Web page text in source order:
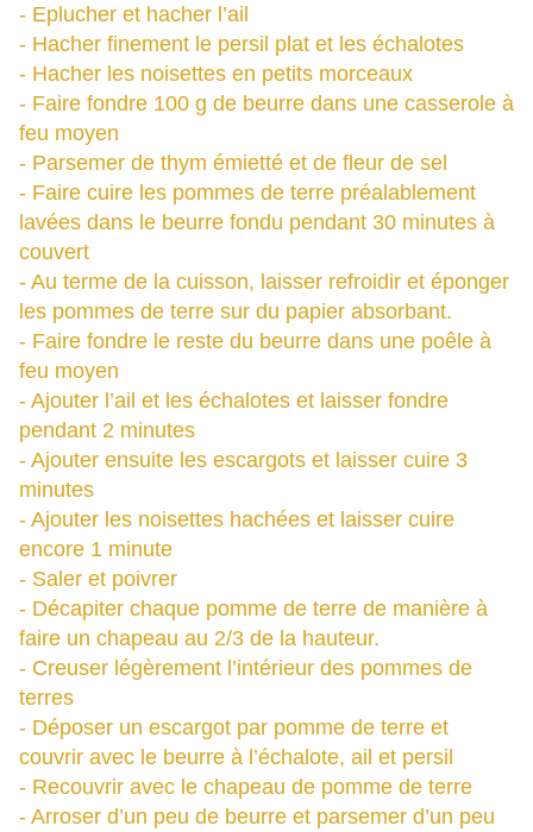
- Eplucher et hacher l’ail
- Hacher finement le persil plat et les échalotes
- Hacher les noisettes en petits morceaux
- Faire fondre 100 g de beurre dans une casserole à
feu moyen
- Parsemer de thym émietté et de fleur de sel
- Faire cuire les pommes de terre préalablement
lavées dans le beurre fondu pendant 30 minutes à
couvert
- Au terme de la cuisson, laisser refroidir et éponger
les pommes de terre sur du papier absorbant.
- Faire fondre le reste du beurre dans une poêle à
feu moyen
- Ajouter l’ail et les échalotes et laisser fondre
pendant 2 minutes
- Ajouter ensuite les escargots et laisser cuire 3
minutes
- Ajouter les noisettes hachées et laisser cuire
encore 1 minute
- Saler et poivrer
- Décapiter chaque pomme de terre de manière à
faire un chapeau au 2/3 de la hauteur.
- Creuser légèrement l’intérieur des pommes de
terres
- Déposer un escargot par pomme de terre et
couvrir avec le beurre à l’échalote, ail et persil
- Recouvrir avec le chapeau de pomme de terre
- Arroser d’un peu de beurre et parsemer d’un peu